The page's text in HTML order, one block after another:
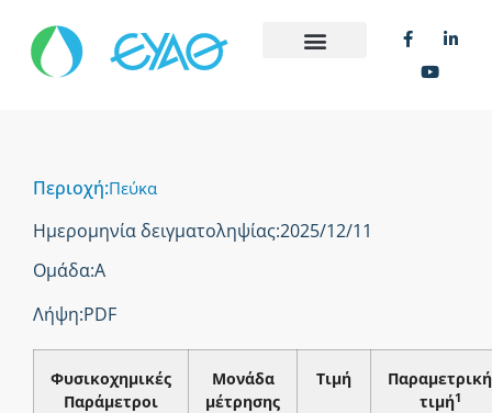
Περιοχή:Πεύκα
Ημερομηνία δειγματοληψίας:2025/12/11
Ομάδα:Α
Λήψη:PDF
Φυσικοχημικές
Παράμετροι
Μονάδα
μέτρησης
Τιμή
Παραμετρική
τιμή1